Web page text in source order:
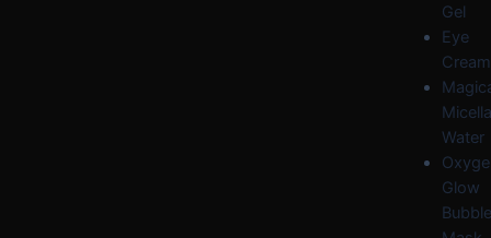
Gel
Eye
Cream
Water
Glow
Bubble